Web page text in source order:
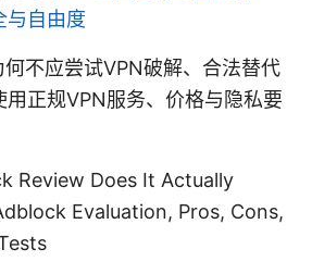
与自由度
不应尝试VPN破解、合法替代
用正规VPN服务、价格与隐私要
Review Does It Actually
Evaluation, Pros, Cons,